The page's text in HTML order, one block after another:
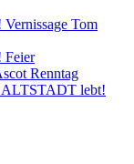
Tom
Feier
Renntag
lebt!